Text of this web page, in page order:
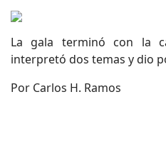
La gala terminó con la
interpretó dos temas y dio
Por Carlos H. Ramos